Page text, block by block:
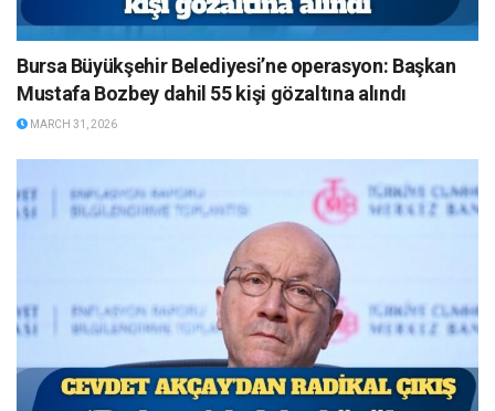
Bursa Büyükşehir Belediyesi’ne operasyon: Başkan
Mustafa Bozbey dahil 55 kişi gözaltına alındı
MARCH 31, 2026